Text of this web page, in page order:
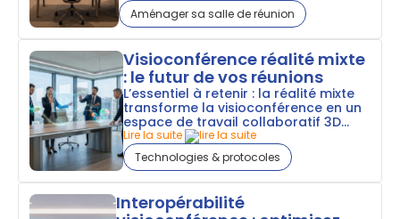
Aménager sa salle de réunion
Visioconférence réalité mixte
: le futur de vos réunions
L’essentiel à retenir : la réalité mixte
transforme la visioconférence en un
espace de travail collaboratif 3D...
Lire la suite
Technologies & protocoles
Interopérabilité